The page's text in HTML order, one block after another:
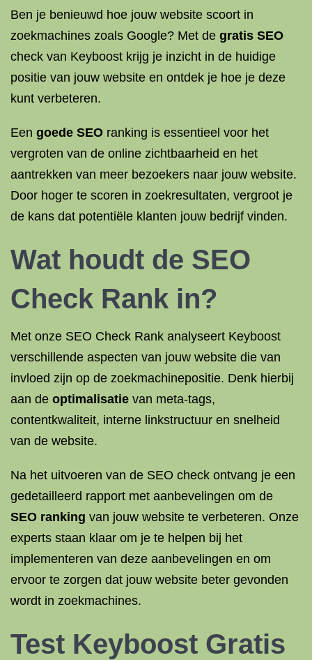
Ben je benieuwd hoe jouw website scoort in
zoekmachines zoals Google? Met de gratis SEO
check van Keyboost krijg je inzicht in de huidige
positie van jouw website en ontdek je hoe je deze
kunt verbeteren.
Een goede SEO ranking is essentieel voor het
vergroten van de online zichtbaarheid en het
aantrekken van meer bezoekers naar jouw website.
Door hoger te scoren in zoekresultaten, vergroot je
de kans dat potentiële klanten jouw bedrijf vinden.
Wat houdt de SEO
Check Rank in?
Met onze SEO Check Rank analyseert Keyboost
verschillende aspecten van jouw website die van
invloed zijn op de zoekmachinepositie. Denk hierbij
aan de optimalisatie van meta-tags,
contentkwaliteit, interne linkstructuur en snelheid
van de website.
Na het uitvoeren van de SEO check ontvang je een
gedetailleerd rapport met aanbevelingen om de
SEO ranking van jouw website te verbeteren. Onze
experts staan klaar om je te helpen bij het
implementeren van deze aanbevelingen en om
ervoor te zorgen dat jouw website beter gevonden
wordt in zoekmachines.
Test Keyboost Gratis